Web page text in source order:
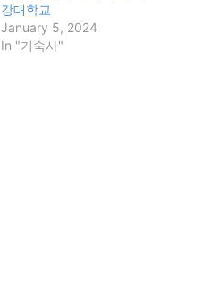
강대학교
January 5, 2024
In "기숙사"